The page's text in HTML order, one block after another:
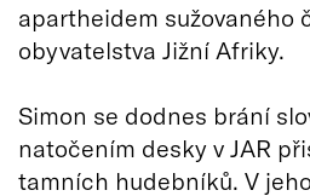
apartheidem sužovaného
obyvatelstva Jižní Afriky.
Simon se dodnes brání
natočením desky v JAR
tamních hudebníků. V